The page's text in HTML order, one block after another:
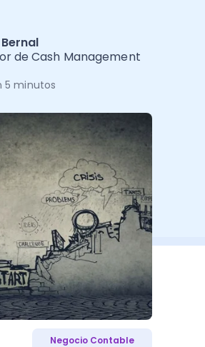
y Administración
de Cash Management
5 minutos
Negocio Contable